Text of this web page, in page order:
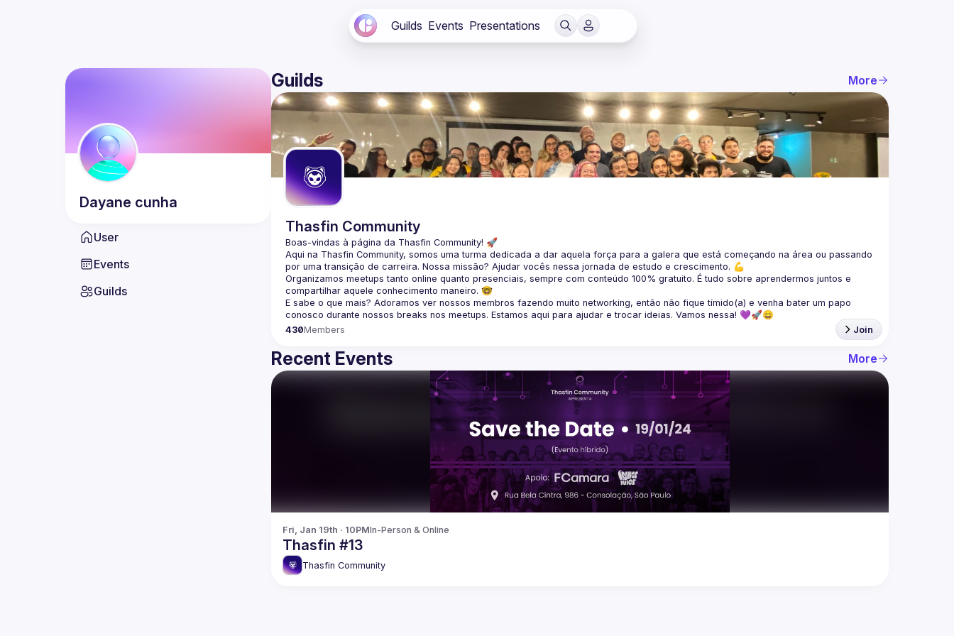
Guilds Events Presentations
Dayane cunha
User
Events
Guilds
Guilds More
Thasfin Community
Boas-vindas à página da Thasfin Community! 🚀
Aqui na Thasfin Community, somos uma turma dedicada a dar aquela força para a galera que está começando na área ou passando
por uma transição de carreira. Nossa missão? Ajudar vocês nessa jornada de estudo e crescimento. 💪
Organizamos meetups tanto online quanto presenciais, sempre com conteúdo 100% gratuito. É tudo sobre aprendermos juntos e
compartilhar aquele conhecimento maneiro. 🤓
E sabe o que mais? Adoramos ver nossos membros fazendo muito networking, então não fique tímido(a) e venha bater um papo
conosco durante nossos breaks nos meetups. Estamos aqui para ajudar e trocar ideias. Vamos nessa! 💜🚀😄
430Members Join
Recent Events More
Fri, Jan 19th · 10PMIn-Person & Online
Thasfin #13
Thasfin Community